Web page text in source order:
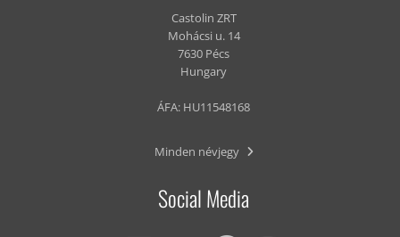
Castolin ZRT
Mohácsi u. 14
7630 Pécs
Hungary
ÁFA: HU11548168
Minden névjegy
Social Media